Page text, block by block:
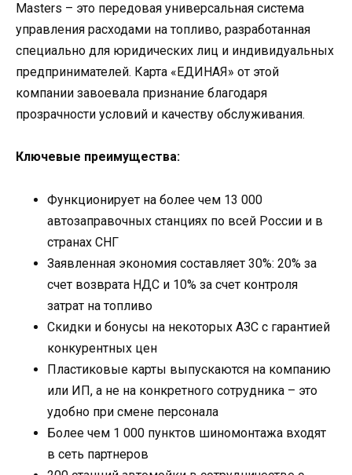
Masters – это передовая универсальная система
управления расходами на топливо, разработанная
специально для юридических лиц и индивидуальных
предпринимателей. Карта «ЕДИНАЯ» от этой
компании завоевала признание благодаря
прозрачности условий и качеству обслуживания.
Ключевые преимущества:
Функционирует на более чем 13 000
автозаправочных станциях по всей России и в
странах СНГ
Заявленная экономия составляет 30%: 20% за
счет возврата НДС и 10% за счет контроля
затрат на топливо
Скидки и бонусы на некоторых АЗС с гарантией
конкурентных цен
Пластиковые карты выпускаются на компанию
или ИП, а не на конкретного сотрудника – это
удобно при смене персонала
Более чем 1 000 пунктов шиномонтажа входят
в сеть партнеров